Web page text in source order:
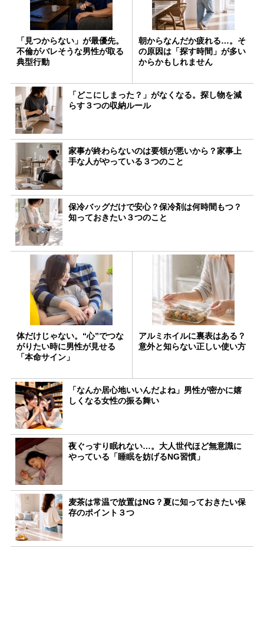
「見つからない」が最優先。
不倫がバレそうな男性が取る
典型行動
朝からなんだか疲れる…。そ
の原因は「探す時間」が多い
からかもしれません
「どこにしまった？」がなくなる。探し物を減
らす３つの収納ルール
家事が終わらないのは要領が悪いから？家事上
手な人がやっている３つのこと
保冷バッグだけで安心？保冷剤は何時間もつ？
知っておきたい３つのこと
体だけじゃない。“心”でつな
がりたい時に男性が見せる
「本命サイン」
アルミホイルに裏表はある？
意外と知らない正しい使い方
「なんか居心地いいんだよね」男性が密かに嬉
しくなる女性の振る舞い
夜ぐっすり眠れない…。大人世代ほど無意識に
やっている「睡眠を妨げるNG習慣」
麦茶は常温で放置はNG？夏に知っておきたい保
存のポイント３つ